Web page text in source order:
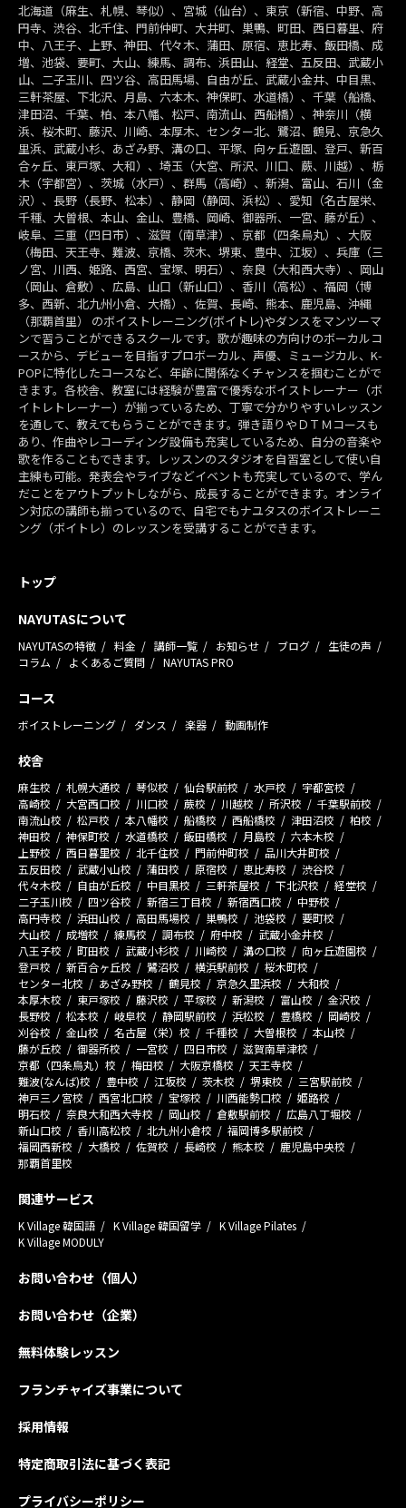
北海道（麻生、札幌、琴似）、宮城（仙台）、東京（新宿、中野、高
円寺、渋谷、北千住、門前仲町、大井町、巣鴨、町田、西日暮里、府
中、八王子、上野、神田、代々木、蒲田、原宿、恵比寿、飯田橋、成
増、池袋、要町、大山、練馬、調布、浜田山、経堂、五反田、武蔵小
山、二子玉川、四ツ谷、高田馬場、自由が丘、武蔵小金井、中目黒、
三軒茶屋、下北沢、月島、六本木、神保町、水道橋）、千葉（船橋、
津田沼、千葉、柏、本八幡、松戸、南流山、西船橋）、神奈川（横
浜、桜木町、藤沢、川崎、本厚木、センター北、鷺沼、鶴見、京急久
里浜、武蔵小杉、あざみ野、溝の口、平塚、向ヶ丘遊園、登戸、新百
合ヶ丘、東戸塚、大和）、埼玉（大宮、所沢、川口、蕨、川越）、栃
木（宇都宮）、茨城（水戸）、群馬（高崎）、新潟、富山、石川（金
沢）、長野（長野、松本）、静岡（静岡、浜松）、愛知（名古屋栄、
千種、大曽根、本山、金山、豊橋、岡崎、御器所、一宮、藤が丘）、
岐阜、三重（四日市）、滋賀（南草津）、京都（四条烏丸）、大阪
（梅田、天王寺、難波、京橋、茨木、堺東、豊中、江坂）、兵庫（三
ノ宮、川西、姫路、西宮、宝塚、明石）、奈良（大和西大寺）、岡山
（岡山、倉敷）、広島、山口（新山口）、香川（高松）、福岡（博
多、西新、北九州小倉、大橋）、佐賀、長崎、熊本、鹿児島、沖縄
（那覇首里） のボイストレーニング(ボイトレ)やダンスをマンツーマ
ンで習うことができるスクールです。歌が趣味の方向けのボーカルコ
ースから、デビューを目指すプロボーカル、声優、ミュージカル、K-
POPに特化したコースなど、年齢に関係なくチャンスを掴むことがで
きます。各校舎、教室には経験が豊富で優秀なボイストレーナー（ボ
イトレトレーナー）が揃っているため、丁寧で分かりやすいレッスン
を通して、教えてもらうことができます。弾き語りやＤＴＭコースも
あり、作曲やレコーディング設備も充実しているため、自分の音楽や
歌を作ることもできます。レッスンのスタジオを自習室として使い自
主練も可能。発表会やライブなどイベントも充実しているので、学ん
だことをアウトプットしながら、成長することができます。オンライ
ン対応の講師も揃っているので、自宅でもナユタスのボイストレーニ
ング（ボイトレ）のレッスンを受講することができます。
トップ
NAYUTASについて
NAYUTASの特徴 料金 講師一覧 お知らせ ブログ
生徒の声
コラム
よくあるご質問 NAYUTAS PRO
コース
ボイストレーニング ダンス 楽器 動画制作
校舎
麻生校 札幌大通校 琴似校 仙台駅前校 水戸校
宇都宮校
高崎校
大宮西口校 川口校 蕨校 川越校 所沢校
千葉駅前校
南流山校
松戸校 本八幡校 船橋校 西船橋校 津田沼校
柏校
神田校
神保町校 水道橋校 飯田橋校 月島校
六本木校
上野校
西日暮里校 北千住校 門前仲町校
品川大井町校
五反田校
武蔵小山校 蒲田校 原宿校 恵比寿校
渋谷校
代々木校
自由が丘校 中目黒校 三軒茶屋校 下北沢校
経堂校
二子玉川校
四ツ谷校 新宿三丁目校 新宿西口校
中野校
高円寺校
浜田山校 高田馬場校 巣鴨校 池袋校
要町校
大山校
成増校 練馬校 調布校 府中校
武蔵小金井校
八王子校
町田校 武蔵小杉校 川崎校 溝の口校
向ヶ丘遊園校
登戸校
新百合ヶ丘校 鷺沼校 横浜駅前校
桜木町校
センター北校
あざみ野校 鶴見校 京急久里浜校
大和校
本厚木校
東戸塚校 藤沢校 平塚校 新潟校 富山校
金沢校
長野校
松本校 岐阜校 静岡駅前校 浜松校 豊橋校
岡崎校
刈谷校
金山校 名古屋（栄）校 千種校 大曽根校
本山校
藤が丘校
御器所校 一宮校 四日市校
滋賀南草津校
京都（四条烏丸）校
梅田校 大阪京橋校
天王寺校
難波(なんば)校
豊中校 江坂校 茨木校 堺東校
三宮駅前校
神戸三ノ宮校
西宮北口校 宝塚校 川西能勢口校
姫路校
明石校
奈良大和西大寺校 岡山校 倉敷駅前校
広島八丁堀校
新山口校
香川高松校 北九州小倉校
福岡博多駅前校
福岡西新校
大橋校 佐賀校 長崎校 熊本校
鹿児島中央校
那覇首里校
関連サービス
K Village 韓国語 K Village 韓国留学
K Village Pilates
K Village MODULY
お問い合わせ（個人）
お問い合わせ（企業）
無料体験レッスン
フランチャイズ事業について
採用情報
特定商取引法に基づく表記
プライバシーポリシー